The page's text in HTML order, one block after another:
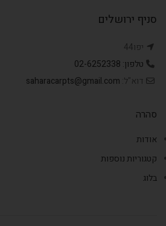
סניף ירושלים
יפו44
טלפון: 02-6252338
דוא"ל: saharacarpts@gmail.com
סהרה
אודות
קטגוריות נוספות
בלוג